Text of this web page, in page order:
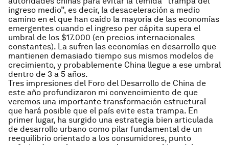
ingreso medio”, es decir, la desaceleración a medio
camino en el que han caído la mayoría de las economías
emergentes cuando el ingreso per cápita supera el
umbral de los $17.000 (en precios internacionales
constantes). La sufren las economías en desarrollo que
mantienen demasiado tiempo sus mismos modelos de
crecimiento, y probablemente China llegue a ese umbral
dentro de 3 a 5 años.
Tres impresiones del Foro del Desarrollo de China de
este año profundizaron mi convencimiento de que
veremos una importante transformación estructural
que hará posible que el país evite esta trampa. En
primer lugar, ha surgido una estrategia bien articulada
de desarrollo urbano como pilar fundamental de un
reequilibrio orientado a los consumidores, punto